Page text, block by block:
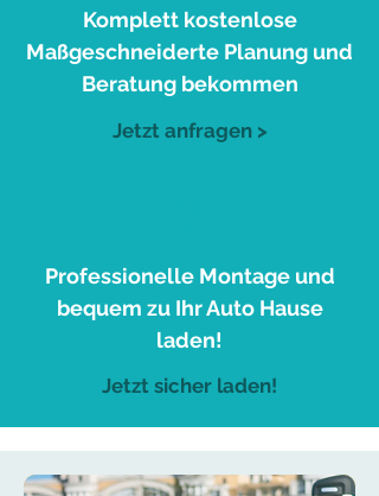
Komplett kostenlose
Maßgeschneiderte Planung und
Beratung bekommen
Jetzt anfragen >
Professionelle Montage und
bequem zu Ihr Auto Hause
laden!
Jetzt sicher laden!